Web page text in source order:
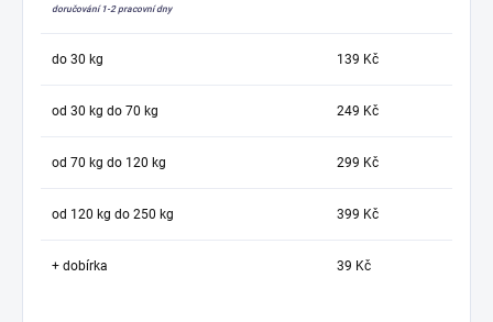
doručování 1-2 pracovní dny
do 30 kg 139 Kč
od 30 kg do 70 kg 249 Kč
od 70 kg do 120 kg 299 Kč
od 120 kg do 250 kg 399 Kč
+ dobírka 39 Kč